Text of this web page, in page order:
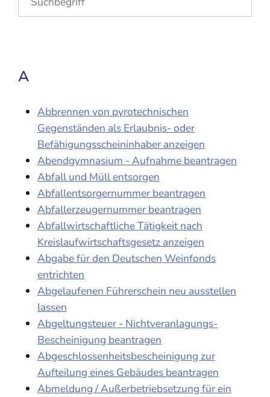
A
Abbrennen von pyrotechnischen
Gegenständen als Erlaubnis- oder
Befähigungsscheininhaber anzeigen
Abendgymnasium - Aufnahme beantragen
Abfall und Müll entsorgen
Abfallentsorgernummer beantragen
Abfallerzeugernummer beantragen
Abfallwirtschaftliche Tätigkeit nach
Kreislaufwirtschaftsgesetz anzeigen
Abgabe für den Deutschen Weinfonds
entrichten
Abgelaufenen Führerschein neu ausstellen
lassen
Abgeltungsteuer - Nichtveranlagungs-
Bescheinigung beantragen
Abgeschlossenheitsbescheinigung zur
Aufteilung eines Gebäudes beantragen
Abmeldung / Außerbetriebsetzung für ein